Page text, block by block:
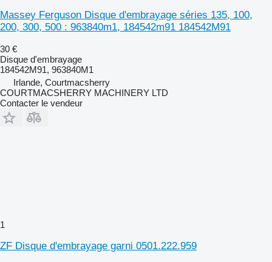
Massey Ferguson Disque d'embrayage séries 135, 100,
200, 300, 500 : 963840m1, 184542m91 184542M91
30 €
Disque d'embrayage
184542M91, 963840M1
Irlande, Courtmacsherry
COURTMACSHERRY MACHINERY LTD
Contacter le vendeur
1
ZF Disque d'embrayage garni 0501.222.959